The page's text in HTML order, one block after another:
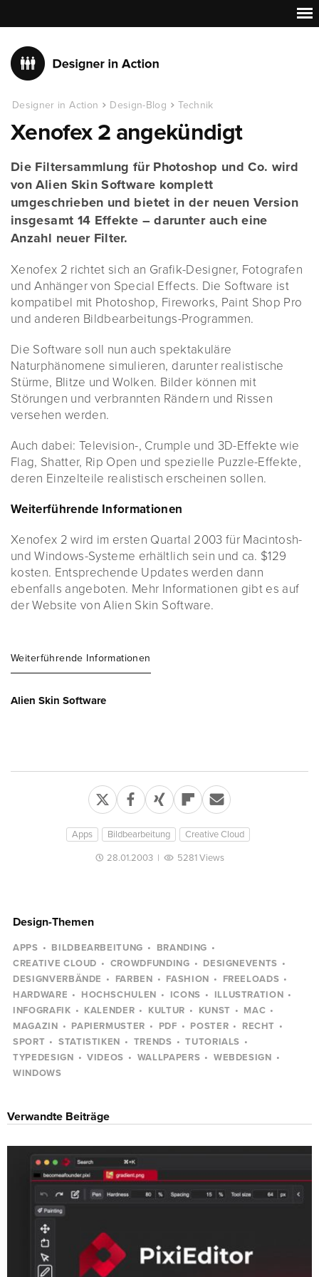
Designer in Action Design-Blog Technik
Xenofex 2 angekündigt
Die Filtersammlung für Photoshop und Co. wird
von Alien Skin Software komplett
umgeschrieben und bietet in der neuen Version
insgesamt 14 Effekte – darunter auch eine
Anzahl neuer Filter.
Xenofex 2 richtet sich an Grafik-Designer, Fotografen
und Anhänger von Special Effects. Die Software ist
kompatibel mit Photoshop, Fireworks, Paint Shop Pro
und anderen Bildbearbeitungs-Programmen.
Die Software soll nun auch spektakuläre
Naturphänomene simulieren, darunter realistische
Stürme, Blitze und Wolken. Bilder können mit
Störungen und verbrannten Rändern und Rissen
versehen werden.
Auch dabei: Television-, Crumple und 3D-Effekte wie
Flag, Shatter, Rip Open und spezielle Puzzle-Effekte,
deren Einzelteile realistisch erscheinen sollen.
Weiterführende Informationen
Xenofex 2 wird im ersten Quartal 2003 für Macintosh-
und Windows-Systeme erhältlich sein und ca. $129
kosten. Entsprechende Updates werden dann
ebenfalls angeboten. Mehr Informationen gibt es auf
der Website von Alien Skin Software.
Weiterführende Informationen
Alien Skin Software
Apps Bildbearbeitung Creative Cloud
28.01.2003 | 5281 Views
Design-Themen
APPS BILDBEARBEITUNG
BRANDING
CREATIVE CLOUD
CROWDFUNDING
DESIGNEVENTS
DESIGNVERBÄNDE
FARBEN FASHION
FREELOADS
HARDWARE
HOCHSCHULEN ICONS
ILLUSTRATION
INFOGRAFIK
KALENDER KULTUR KUNST
MAC
MAGAZIN
PAPIERMUSTER PDF POSTER
RECHT
SPORT
STATISTIKEN TRENDS
TUTORIALS
TYPEDESIGN
VIDEOS WALLPAPERS
WEBDESIGN
WINDOWS
Verwandte Beiträge